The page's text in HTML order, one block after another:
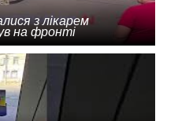
з лікарем
на фронті